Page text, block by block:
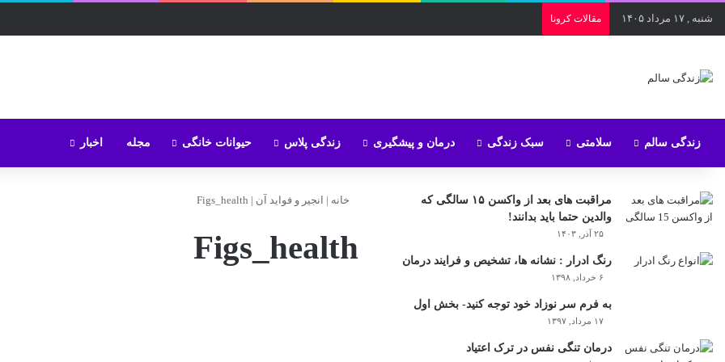
شنبه , ۱۷ مرداد ۱۴۰۵ مقالات کرونا
زندگی سالم سلامتی سبک زندگی درمان و پیشگیری زندگی پلاس حیوانات خانگی مجله اخبار
خانه | انجیر و فواید آن |
Figs_health
Figs_health
مراقبت های بعد از واکسن ۱۵ سالگی که
والدین حتما باید بدانند!
۲۵ آذر, ۱۴۰۳
رنگ ادرار : نشانه ها، تشخیص و فرایند درمان
۶ خرداد, ۱۳۹۸
به فرم سر نوزاد خود توجه کنید- بخش اول
۱۷ مرداد, ۱۳۹۷
درمان تنگی نفس در ترک اعتیاد